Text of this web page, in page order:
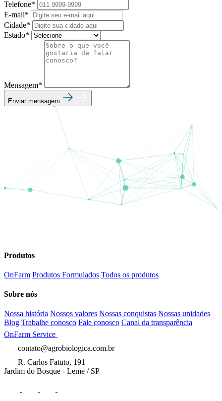
Telefone*
E-mail*
Cidade*
Estado*
Mensagem*
Enviar mensagem
Produtos
OnFarm Produtos Formulados Todos os produtos
Sobre nós
Nossa história Nossos valores Nossas conquistas Nossas unidades
Blog Trabalhe conosco Fale conosco Canal da transparência
OnFarm Service
contato@agrobiologica.com.br
R. Carlos Fatuto, 191
Jardim do Bosque - Leme / SP